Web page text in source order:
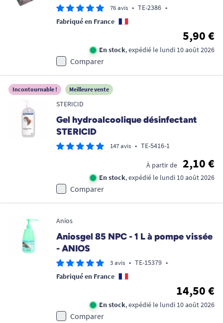
76 avis • TE-2386 •
Fabriqué en France
5,90 €
En stock, expédié le lundi 10 août 2026
Comparer
Incontournable ! Meilleure vente
STERICID
Gel hydroalcoolique désinfectant
STERICID
147 avis • TE-5416-1
À partir de 2,10 €
En stock, expédié le lundi 10 août 2026
Comparer
Anios
Aniosgel 85 NPC - 1 L à pompe vissée
- ANIOS
3 avis • TE-15379 •
Fabriqué en France
14,50 €
En stock, expédié le lundi 10 août 2026
Comparer